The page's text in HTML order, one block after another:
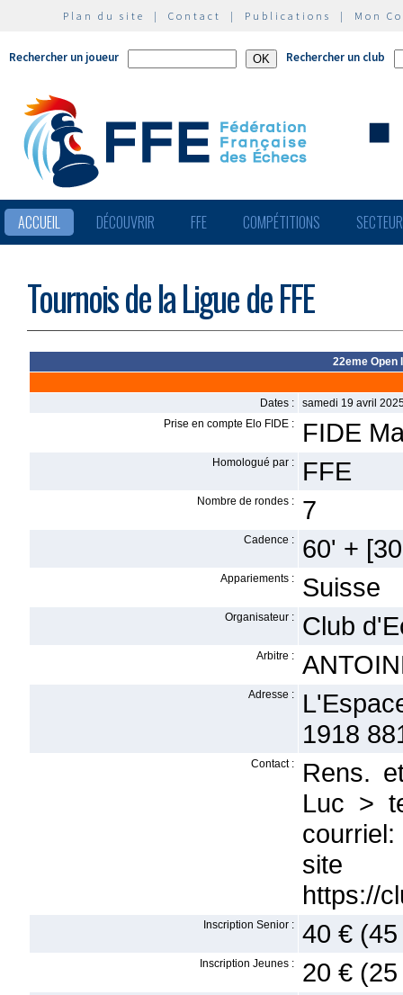
Plan du site | Contact | Publications | Mon
Rechercher un joueur Rechercher un club
ACCUEIL DÉCOUVRIR FFE COMPÉTITIONS
Tournois de la Ligue de FFE
22eme Open
Dates :
samedi 19 avril
Prise en compte Elo FIDE :
FIDE
Homologué par : FFE
Nombre de rondes : 7
Cadence : 60' +
Appariements : Suisse
Organisateur : Club
Arbitre :
Adresse :
1918
Contact :
Rens.
Luc >
https://
Inscription Senior : 40 €
Inscription Jeunes : 20 €